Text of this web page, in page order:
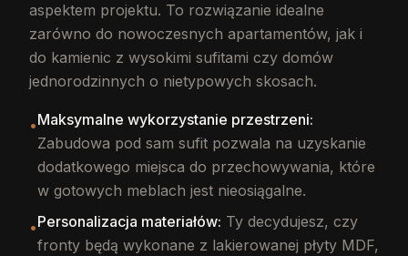
aspektem projektu. To rozwiązanie idealne
zarówno do nowoczesnych apartamentów, jak i
do kamienic z wysokimi sufitami czy domów
jednorodzinnych o nietypowych skosach.
•Maksymalne wykorzystanie przestrzeni:
Zabudowa pod sam sufit pozwala na uzyskanie
dodatkowego miejsca do przechowywania, które
w gotowych meblach jest nieosiągalne.
•Personalizacja materiałów: Ty decydujesz, czy
fronty będą wykonane z lakierowanej płyty MDF,